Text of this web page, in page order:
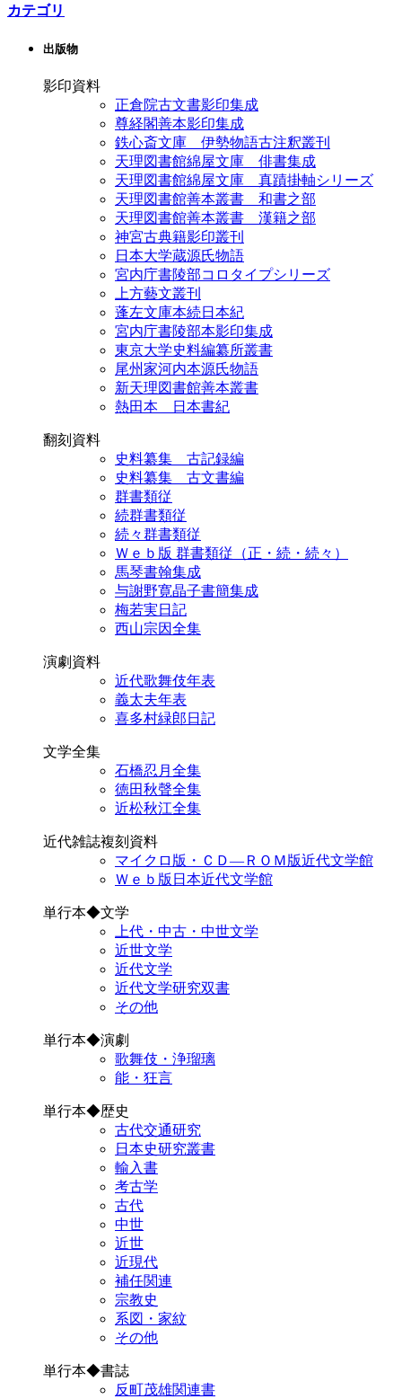
カテゴリ
出版物
影印資料
正倉院古文書影印集成
尊経閣善本影印集成
鉄心斎文庫 伊勢物語古注釈叢刊
天理図書館綿屋文庫 俳書集成
天理図書館綿屋文庫 真蹟掛軸シリーズ
天理図書館善本叢書 和書之部
天理図書館善本叢書 漢籍之部
神宮古典籍影印叢刊
日本大学蔵源氏物語
宮内庁書陵部コロタイプシリーズ
上方藝文叢刊
蓬左文庫本続日本紀
宮内庁書陵部本影印集成
東京大学史料編纂所叢書
尾州家河内本源氏物語
新天理図書館善本叢書
熱田本 日本書紀
翻刻資料
史料纂集 古記録編
史料纂集 古文書編
群書類従
続群書類従
続々群書類従
Ｗｅｂ版 群書類従（正・続・続々）
馬琴書翰集成
与謝野寛晶子書簡集成
梅若実日記
西山宗因全集
演劇資料
近代歌舞伎年表
義太夫年表
喜多村緑郎日記
文学全集
石橋忍月全集
徳田秋聲全集
近松秋江全集
近代雑誌複刻資料
マイクロ版・ＣＤ―ＲＯＭ版近代文学館
Ｗｅｂ版日本近代文学館
単行本◆文学
上代・中古・中世文学
近世文学
近代文学
近代文学研究双書
その他
単行本◆演劇
歌舞伎・浄瑠璃
能・狂言
単行本◆歴史
古代交通研究
日本史研究叢書
輸入書
考古学
古代
中世
近世
近現代
補任関連
宗教史
系図・家紋
その他
単行本◆書誌
反町茂雄関連書